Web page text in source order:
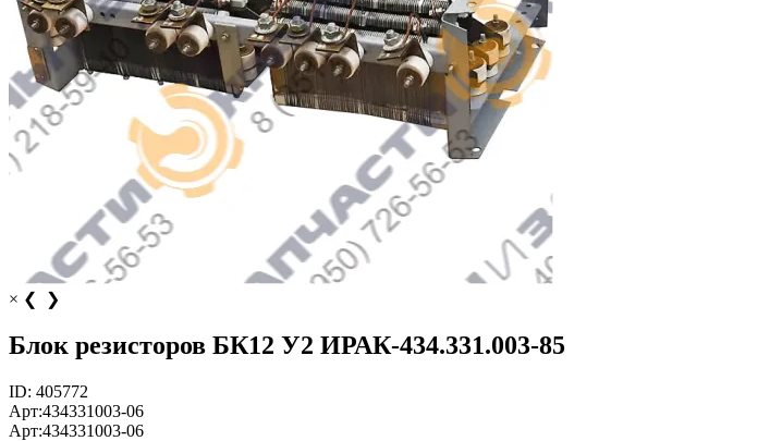
× ❮ ❯
Блок резисторов БК12 У2 ИРАК-434.331.003-85
ID: 405772
Арт:434331003-06
Арт:434331003-06